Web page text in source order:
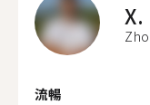
X.
流暢